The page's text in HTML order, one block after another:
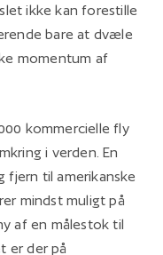
ikke kan forestille
bare at dvæle
momentum af
kommercielle fly
i verden. En
til amerikanske
mindst muligt på
af en målestok til
er der på